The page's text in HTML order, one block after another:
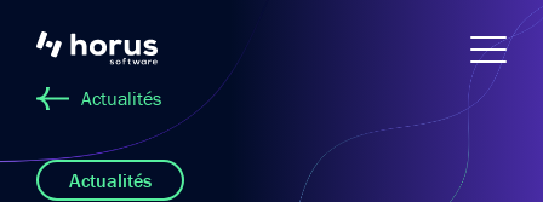
Actualités
Actualités